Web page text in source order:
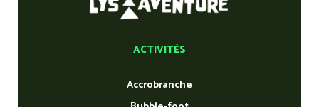
ACTIVITÉS
Accrobranche